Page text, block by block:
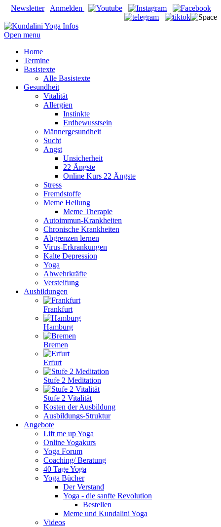
Newsletter Anmelden
Open menu
Home
Termine
Basistexte
Alle Basistexte
Gesundheit
Vitalität
Allergien
Instinkte
Erdbewusstsein
Männergesundheit
Sucht
Angst
Unsicherheit
22 Ängste
Online Kurs 22 Ängste
Stress
Fremdstoffe
Meme Heilung
Meme Therapie
Autoimmun-Krankheiten
Chronische Krankheiten
Abgrenzen lernen
Virus-Erkrankungen
Kalte Depression
Yoga
Abwehrkräfte
Versteifung
Ausbildungen
Frankfurt
Hamburg
Bremen
Erfurt
Stufe 2 Meditation
Stufe 2 Vitalität
Kosten der Ausbildung
Ausbildungs-Struktur
Angebote
Lift me up Yoga
Online Yogakurs
Yoga Forum
Coaching/ Beratung
40 Tage Yoga
Yoga Bücher
Der Verstand
Yoga - die sanfte Revolution
Bestellen
Meme und Kundalini Yoga
Videos